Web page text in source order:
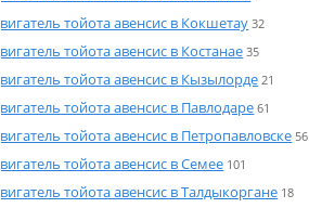
тойота авенсис в Кокшетау 32
тойота авенсис в Костанае 35
тойота авенсис в Кызылорде 21
тойота авенсис в Павлодаре 61
тойота авенсис в Петропавловске 56
тойота авенсис в Семее 101
тойота авенсис в Талдыкоргане 18